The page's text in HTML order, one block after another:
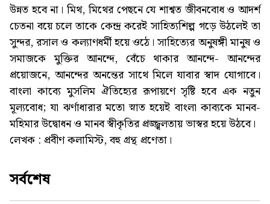
উন্নত হবে না। মিথ, মিথের পেছনে যে শাশ্বত জীবনবোধ ও আদর্শ
চেতনা বয়ে চলে তাকে কেন্দ্র করেই সাহিত্যশিল্প গড়ে উঠলেই তা
সুন্দর, রসাল ও কল্যাণধর্মী হয়ে ওঠে। সাহিত্যের অনুষঙ্গী মানুষ ও
সমাজকে মুক্তির আনন্দে, বেঁচে থাকার আনন্দে- আনন্দের
প্রয়োজনে, আনন্দের অনন্তের সাথে মিলে যাবার স্বাদ যোগাবে।
বাংলা কাব্যে মুসলিম ঐতিহ্যের রূপায়ণে সৃষ্টি হবে এক নতুন
মূল্যবোধ; যা ঝর্ণাধারার মতো স্নাত হয়েই বাংলা কাব্যকে মানব-
মহিমার উদ্বোধন ও মানব স্বীকৃতির প্রজ্জ্বলতায় ভাস্বর হয়ে উঠবে।
লেখক : প্রবীণ কলামিস্ট, বহু গ্রন্থ প্রণেতা।
সর্বশেষ